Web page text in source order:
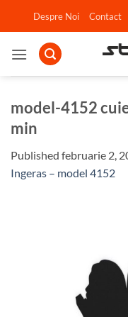
Despre Noi Contact
model-4152
min
Published februarie 2,
Ingeras – model 4152